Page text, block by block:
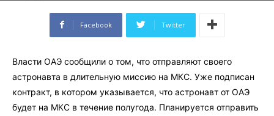
Facebook Twitter
Власти ОАЭ сообщили о том, что отправляют своего
астронавта в длительную миссию на МКС. Уже подписан
контракт, в котором указывается, что астронавт от ОАЭ
будет на МКС в течение полугода. Планируется отправить